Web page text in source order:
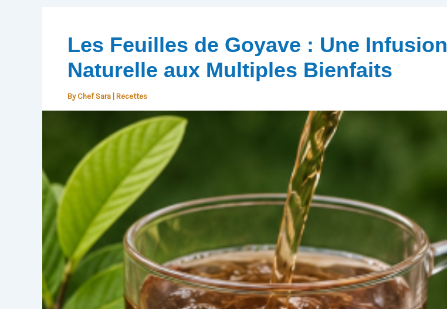
Les Feuilles de Goyave : Une Infusion
Naturelle aux Multiples Bienfaits
By Chef Sara Recettes